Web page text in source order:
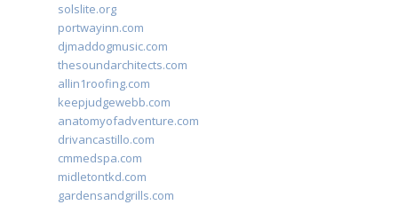
solslite.org
portwayinn.com
djmaddogmusic.com
thesoundarchitects.com
allin1roofing.com
keepjudgewebb.com
anatomyofadventure.com
drivancastillo.com
cmmedspa.com
midletontkd.com
gardensandgrills.com